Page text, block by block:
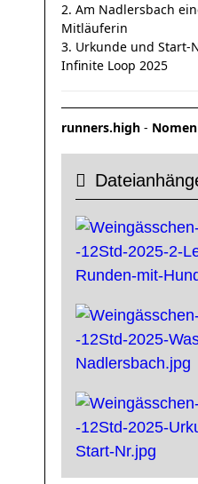
2. Am Nadlersbach
Mitläuferin
3. Urkunde und Start-
Infinite Loop 2025
runners.high -